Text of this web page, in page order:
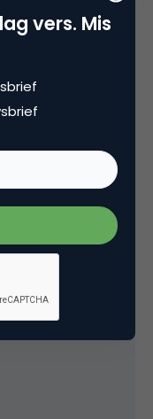
er na
van GPRS /
niet
van SMS
moeten
over de
zeker binnen
even met een
komen die
vers. Mis